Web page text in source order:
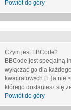
Powrót do góry
Czym jest BBCode?
BBCode jest specjalną
wyłączać go dla
kwadratowych [ i ] a nie
którego dostaniesz się
Powrót do góry